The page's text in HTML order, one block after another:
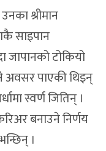
श्रीमान
साइपान
जापानको टोकियो
अवसर पाएकी थिइन्
स्वर्ण जितिन् ।
बनाउने निर्णय
।